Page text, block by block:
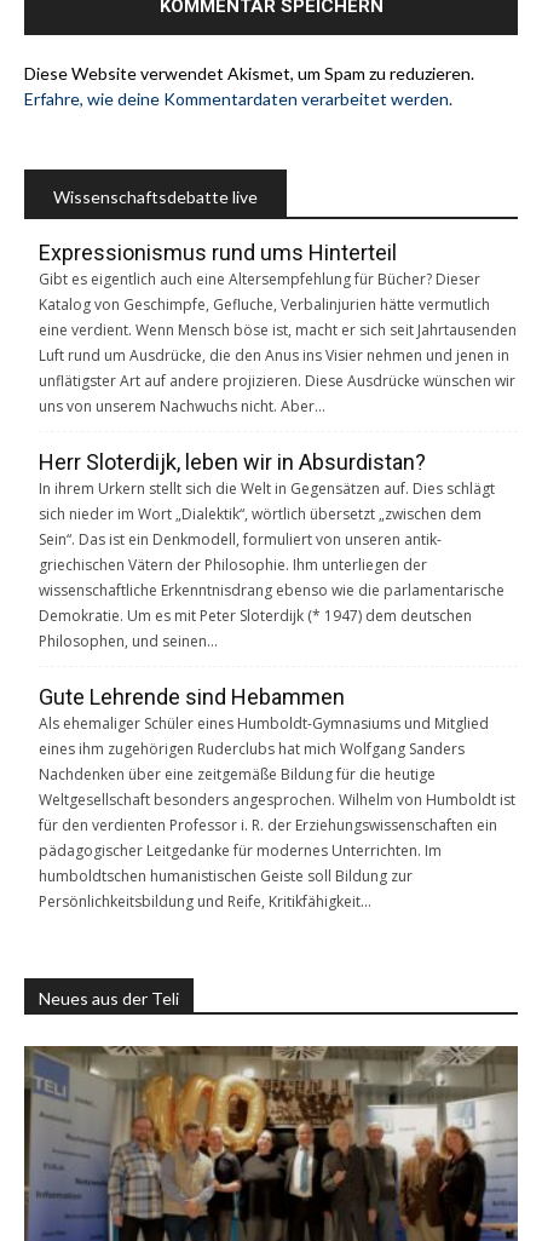
Diese Website verwendet Akismet, um Spam zu reduzieren.
Erfahre, wie deine Kommentardaten verarbeitet werden.
Wissenschaftsdebatte live
Expressionismus rund ums Hinterteil
Gibt es eigentlich auch eine Altersempfehlung für Bücher? Dieser
Katalog von Geschimpfe, Gefluche, Verbalinjurien hätte vermutlich
eine verdient. Wenn Mensch böse ist, macht er sich seit Jahrtausenden
Luft rund um Ausdrücke, die den Anus ins Visier nehmen und jenen in
unflätigster Art auf andere projizieren. Diese Ausdrücke wünschen wir
uns von unserem Nachwuchs nicht. Aber…
Herr Sloterdijk, leben wir in Absurdistan?
In ihrem Urkern stellt sich die Welt in Gegensätzen auf. Dies schlägt
sich nieder im Wort „Dialektik“, wörtlich übersetzt „zwischen dem
Sein“. Das ist ein Denkmodell, formuliert von unseren antik-
griechischen Vätern der Philosophie. Ihm unterliegen der
wissenschaftliche Erkenntnisdrang ebenso wie die parlamentarische
Demokratie. Um es mit Peter Sloterdijk (* 1947) dem deutschen
Philosophen, und seinen…
Gute Lehrende sind Hebammen
Als ehemaliger Schüler eines Humboldt-Gymnasiums und Mitglied
eines ihm zugehörigen Ruderclubs hat mich Wolfgang Sanders
Nachdenken über eine zeitgemäße Bildung für die heutige
Weltgesellschaft besonders angesprochen. Wilhelm von Humboldt ist
für den verdienten Professor i. R. der Erziehungswissenschaften ein
pädagogischer Leitgedanke für modernes Unterrichten. Im
humboldtschen humanistischen Geiste soll Bildung zur
Persönlichkeitsbildung und Reife, Kritikfähigkeit…
Neues aus der Teli